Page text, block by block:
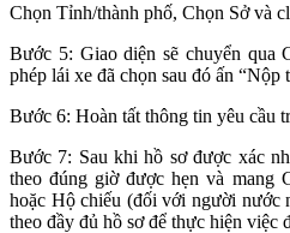
Chọn Tỉnh/thành phố, Chọn Sở và
Bước 5: Giao diện sẽ chuyển qua
phép lái xe đã chọn sau đó ấn “Nộp
Bước 6: Hoàn tất thông tin yêu cầu
Bước 7: Sau khi hồ sơ được xác
theo đúng giờ được hẹn và mang
hoặc Hộ chiếu (đối với người nước
theo đầy đủ hồ sơ để thực hiện việc